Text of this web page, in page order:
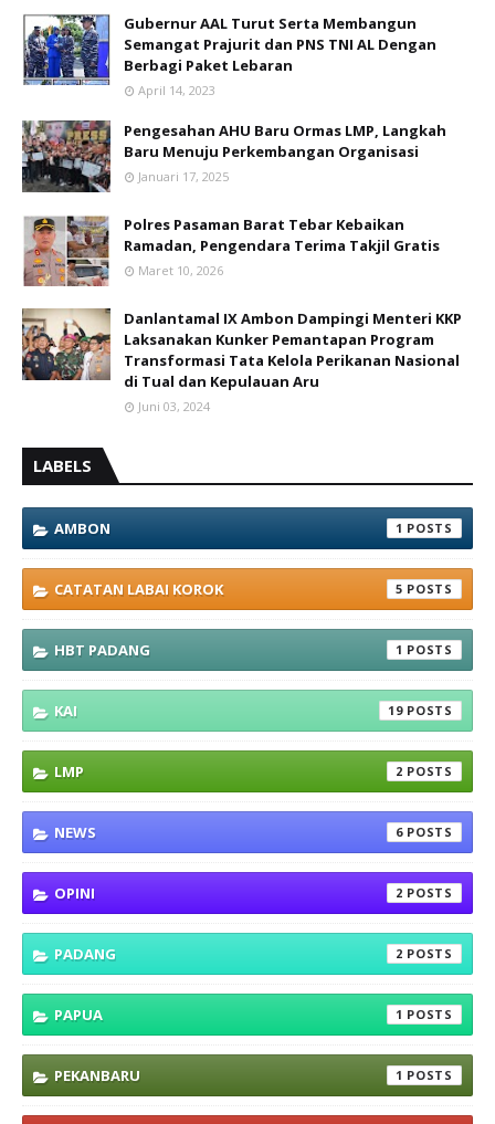
Gubernur AAL Turut Serta Membangun
Semangat Prajurit dan PNS TNI AL Dengan
Berbagi Paket Lebaran
April 14, 2023
Pengesahan AHU Baru Ormas LMP, Langkah
Baru Menuju Perkembangan Organisasi
Januari 17, 2025
Polres Pasaman Barat Tebar Kebaikan
Ramadan, Pengendara Terima Takjil Gratis
Maret 10, 2026
Danlantamal IX Ambon Dampingi Menteri KKP
Laksanakan Kunker Pemantapan Program
Transformasi Tata Kelola Perikanan Nasional
di Tual dan Kepulauan Aru
Juni 03, 2024
LABELS
AMBON 1
CATATAN LABAI KOROK 5
HBT PADANG 1
KAI 19
LMP 2
NEWS 6
OPINI 2
PADANG 2
PAPUA 1
PEKANBARU 1